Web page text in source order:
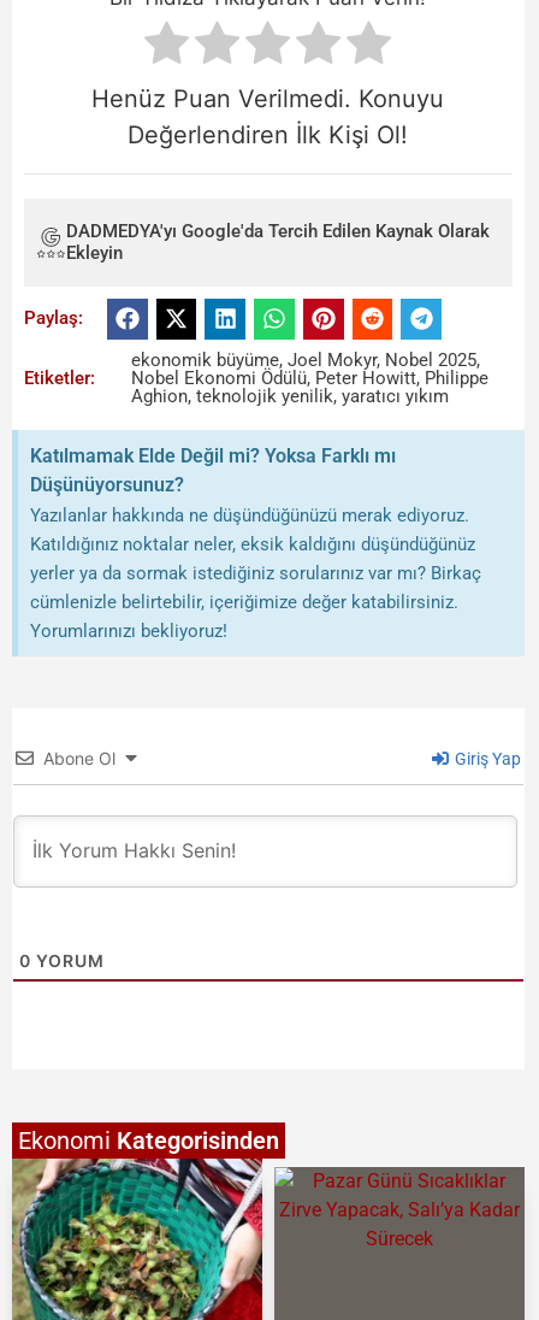
Henüz Puan Verilmedi. Konuyu
Değerlendiren İlk Kişi Ol!
DADMEDYA'yı Google'da Tercih Edilen Kaynak Olarak
Ekleyin
Paylaş:
Etiketler:
ekonomik büyüme,Joel Mokyr, Nobel 2025,
Nobel Ekonomi Ödülü, Peter Howitt, Philippe
Aghion,teknolojik yenilik,yaratıcı yıkım
Katılmamak Elde Değil mi? Yoksa Farklı mı
Düşünüyorsunuz?
Yazılanlar hakkında ne düşündüğünüzü merak ediyoruz.
Katıldığınız noktalar neler, eksik kaldığını düşündüğünüz
yerler ya da sormak istediğiniz sorularınız var mı? Birkaç
cümlenizle belirtebilir, içeriğimize değer katabilirsiniz.
Yorumlarınızı bekliyoruz!
Abone Ol Giriş Yap
0 YORUM
Ekonomi Kategorisinden